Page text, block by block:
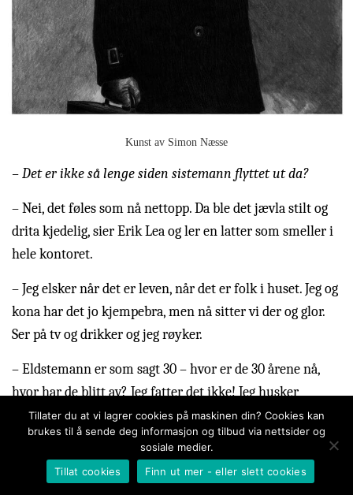
Kunst av Simon Næsse
– Det er ikke så lenge siden sistemann flyttet ut da?
– Nei, det føles som nå nettopp. Da ble det jævla stilt og
drita kjedelig, sier Erik Lea og ler en latter som smeller i
hele kontoret.
– Jeg elsker når det er leven, når det er folk i huset. Jeg og
kona har det jo kjempebra, men nå sitter vi der og glor.
Ser på tv og drikker og jeg røyker.
– Eldstemann er som sagt 30 – hvor er de 30 årene nå,
hvor har de blitt av? Jeg fatter det ikke! Jeg husker
selvsagt mye. Barnehage, ungdomsskole, gymnas, og alt
det der – men det er jo bare sånn, sier Erik og knipser i
røyken.
Tillater du at vi lagrer cookies på maskinen din? Cookies kan
brukes til å sende deg informasjon og tilbud via nettsider og
sosiale medier.
Tillat cookies
Finn ut mer - eller slett cookies